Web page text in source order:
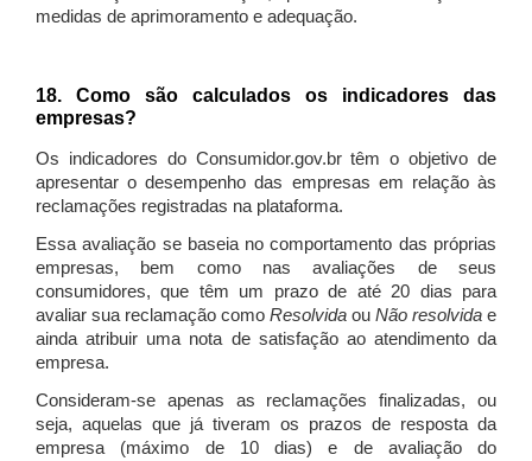
medidas de aprimoramento e adequação.
18. Como são calculados os indicadores das
empresas?
Os indicadores do Consumidor.gov.br têm o objetivo de
apresentar o desempenho das empresas em relação às
reclamações registradas na plataforma.
Essa avaliação se baseia no comportamento das próprias
empresas, bem como nas avaliações de seus
consumidores, que têm um prazo de até 20 dias para
avaliar sua reclamação como Resolvida ou Não resolvida e
ainda atribuir uma nota de satisfação ao atendimento da
empresa.
Consideram-se apenas as reclamações finalizadas, ou
seja, aquelas que já tiveram os prazos de resposta da
empresa (máximo de 10 dias) e de avaliação do